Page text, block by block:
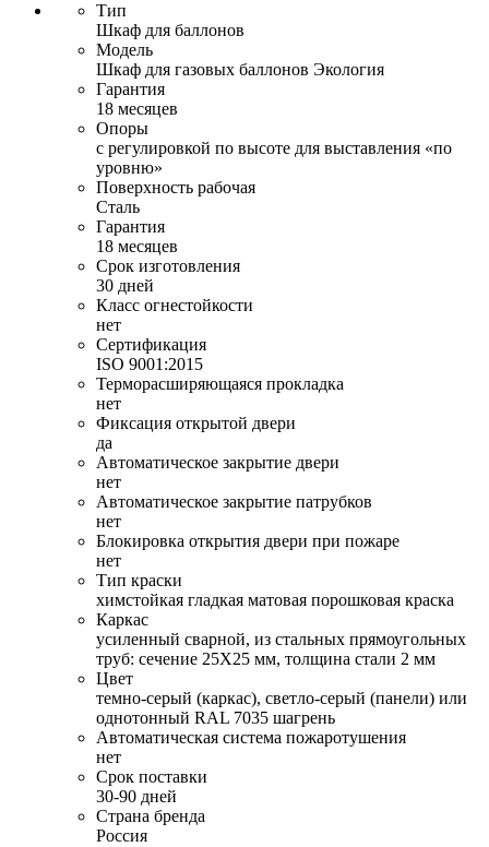
Тип
Шкаф для баллонов
Модель
Шкаф для газовых баллонов Экология
Гарантия
18 месяцев
Опоры
с регулировкой по высоте для выставления «по
уровню»
Поверхность рабочая
Сталь
Гарантия
18 месяцев
Срок изготовления
30 дней
Класс огнестойкости
нет
Сертификация
ISO 9001:2015
Терморасширяющаяся прокладка
нет
Фиксация открытой двери
да
Автоматическое закрытие двери
нет
Автоматическое закрытие патрубков
нет
Блокировка открытия двери при пожаре
нет
Тип краски
химстойкая гладкая матовая порошковая краска
Каркас
усиленный сварной, из стальных прямоугольных
труб: сечение 25Х25 мм, толщина стали 2 мм
Цвет
темно-серый (каркас), светло-серый (панели) или
однотонный RAL 7035 шагрень
Автоматическая система пожаротушения
нет
Срок поставки
30-90 дней
Страна бренда
Россия